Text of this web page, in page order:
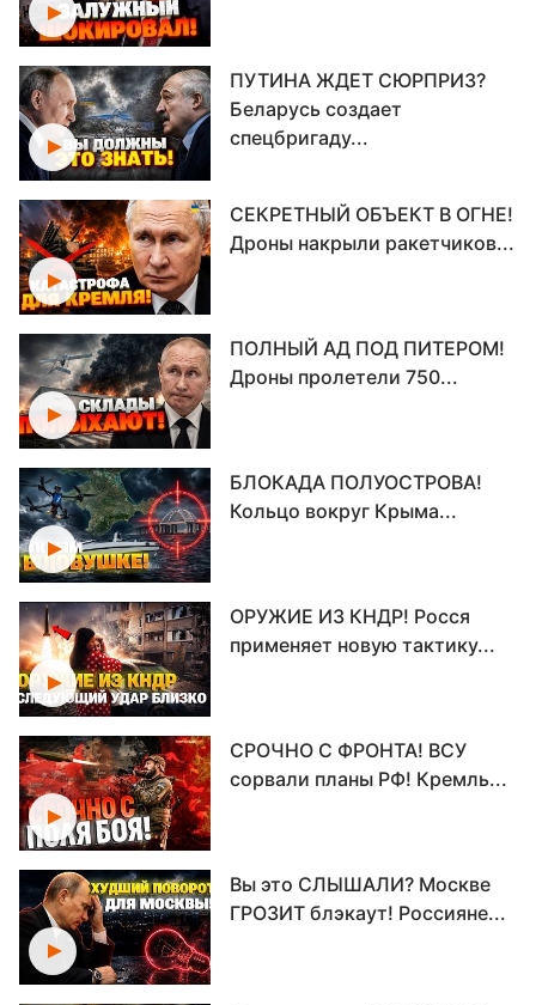
ПУТИНА ЖДЕТ СЮРПРИЗ?
Беларусь создает
спецбригаду...
СЕКРЕТНЫЙ ОБЪЕКТ В ОГНЕ!
Дроны накрыли ракетчиков...
ПОЛНЫЙ АД ПОД ПИТЕРОМ!
Дроны пролетели 750...
БЛОКАДА ПОЛУОСТРОВА!
Кольцо вокруг Крыма...
ОРУЖИЕ ИЗ КНДР! Росся
применяет новую тактику...
СРОЧНО С ФРОНТА! ВСУ
сорвали планы РФ! Кремль...
Вы это СЛЫШАЛИ? Москве
ГРОЗИТ блэкаут! Россияне...